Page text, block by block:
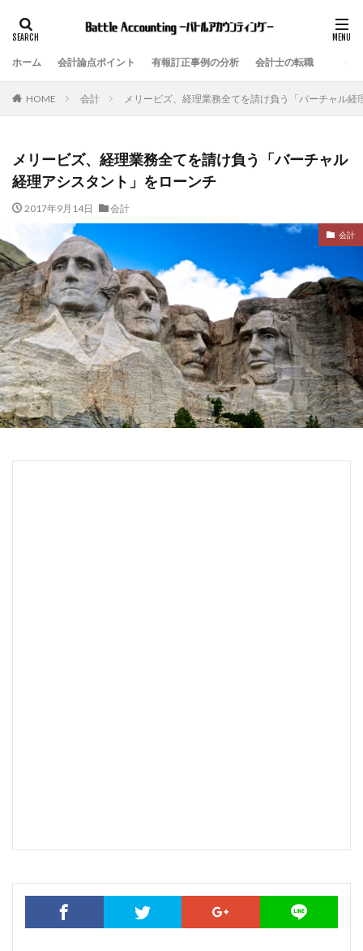
ホーム 会計論点ポイント 有報訂正事例の分析 会計士の転職
HOME 会計 メリービズ、経理業務全てを請け負う「バーチャル経
メリービズ、経理業務全てを請け負う「バーチャル
経理アシスタント」をローンチ
2017年9月14日 会計
会計